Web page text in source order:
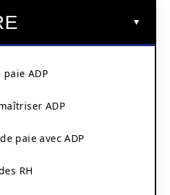
ADP
ADP
paie avec ADP
RH